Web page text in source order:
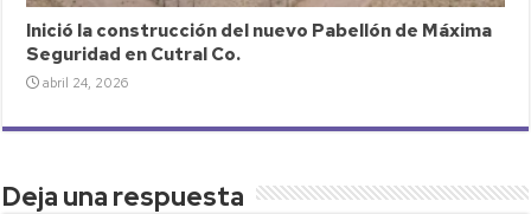
Inició la construcción del nuevo Pabellón de Máxima
Seguridad en Cutral Co.
abril 24, 2026
Deja una respuesta